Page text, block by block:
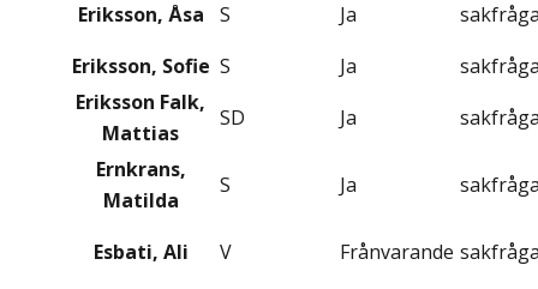
Eriksson, Åsa S Ja
Eriksson, Sofie S Ja
Eriksson Falk,
Mattias
SD Ja
Ernkrans,
Matilda
S Ja
Esbati, Ali V Frånvarande